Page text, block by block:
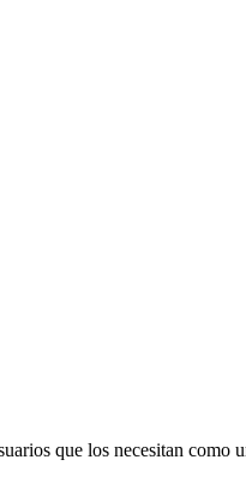
que los necesitan como